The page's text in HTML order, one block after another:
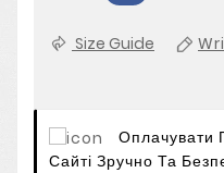
Size Guide
Оплачувати
Сайті Зручно Та